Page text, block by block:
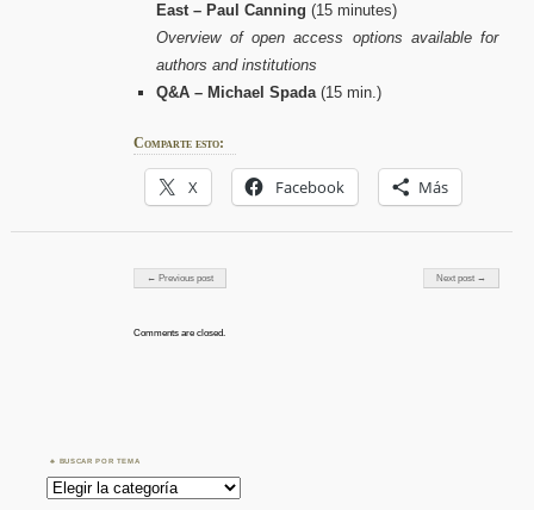
East– Paul Canning (15 minutes)
Overview of open access options available for
authors and institutions
Q&A – Michael Spada(15 min.)
Comparte esto:
X Facebook Más
Post navigation
← Previous post Next post →
Comments are closed.
BUSCAR POR TEMA
Buscar
por
Tema